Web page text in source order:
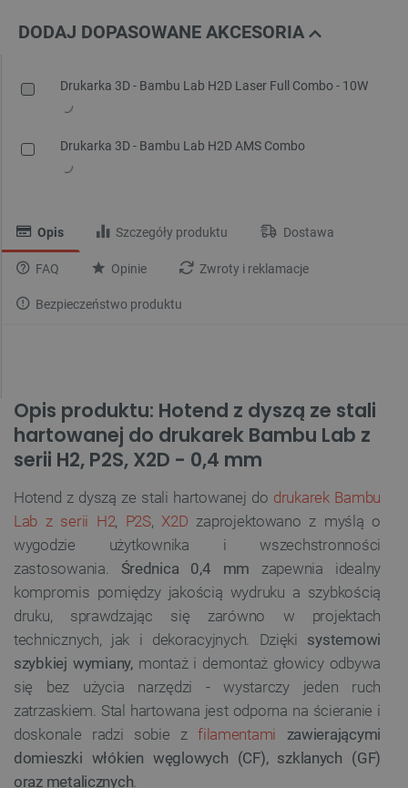
DODAJ DOPASOWANE AKCESORIA
Drukarka 3D - Bambu Lab H2D Laser Full Combo - 10W
Drukarka 3D - Bambu Lab H2D AMS Combo
Opis Szczegóły produktu Dostawa
FAQ Opinie Zwroty i reklamacje
Bezpieczeństwo produktu
Opis produktu: Hotend z dyszą ze stali
hartowanej do drukarek Bambu Lab z
serii H2, P2S, X2D - 0,4 mm
Hotend z dyszą ze stali hartowanej do drukarek Bambu
Lab z serii H2, P2S, X2D zaprojektowano z myślą o
wygodzie użytkownika i wszechstronności
zastosowania. Średnica 0,4 mm zapewnia idealny
kompromis pomiędzy jakością wydruku a szybkością
druku, sprawdzając się zarówno w projektach
technicznych, jak i dekoracyjnych. Dzięki systemowi
szybkiej wymiany,montaż i demontaż głowicy odbywa
się bez użycia narzędzi - wystarczy jeden ruch
zatrzaskiem. Stal hartowana jest odporna na ścieranie i
doskonale radzi sobie zfilamentami
zawierającymi
domieszki włókien węglowych (CF), szklanych (GF)
oraz metalicznych.